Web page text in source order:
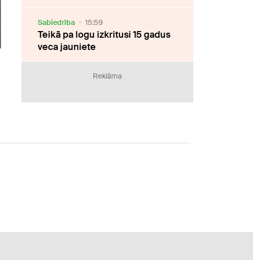
Sabiedrība 15:59
Teikā pa logu izkritusi 15 gadus
veca jauniete
Reklāma